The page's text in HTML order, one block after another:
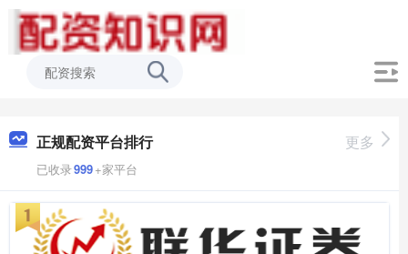
正规配资平台排行
已收录999+家平台
更多